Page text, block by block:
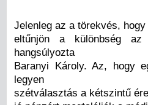
Jelenleg az a törekvés, hogy
eltűnjön a különbség
hangsúlyozta
Baranyi Károly. Az, hogy
legyen
szétválasztás a kétszintű